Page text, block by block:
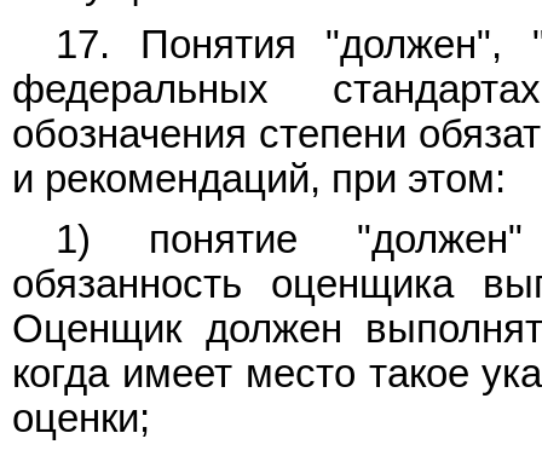
17. Понятия "должен",
федеральных
обозначения степени
и рекомендаций, при этом:
1) понятие
обязанность оценщика
Оценщик должен
когда имеет место такое
оценки;